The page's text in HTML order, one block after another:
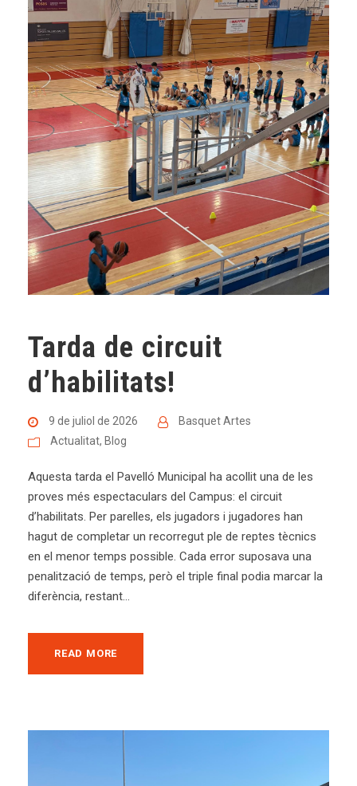
Tarda de circuit
d’habilitats!
9 de juliol de 2026
Basquet Artes
Actualitat, Blog
Aquesta tarda el Pavelló Municipal ha acollit una de les
proves més espectaculars del Campus: el circuit
d’habilitats. Per parelles, els jugadors i jugadores han
hagut de completar un recorregut ple de reptes tècnics
en el menor temps possible. Cada error suposava una
penalització de temps, però el triple final podia marcar la
diferència, restant...
READ MORE